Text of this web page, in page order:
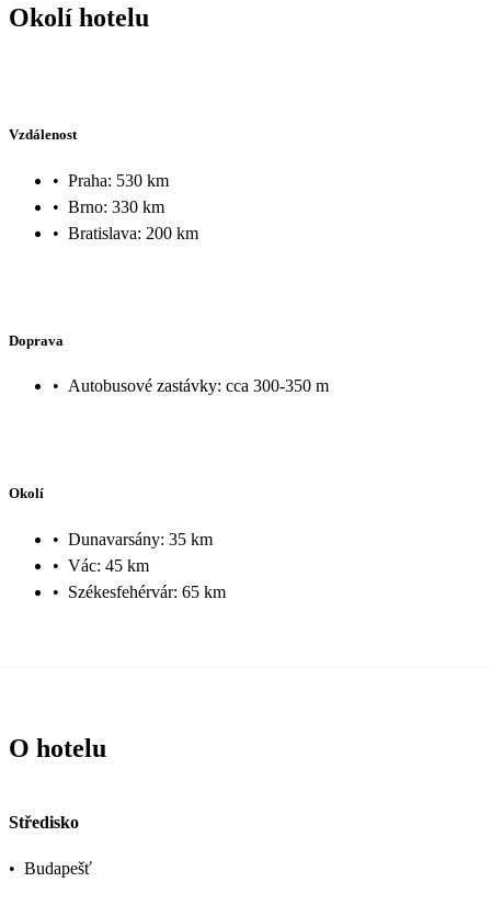
Okolí hotelu
Vzdálenost
• Praha: 530 km
• Brno: 330 km
• Bratislava: 200 km
Doprava
• Autobusové zastávky: cca 300-350 m
Okolí
• Dunavarsány: 35 km
• Vác: 45 km
• Székesfehérvár: 65 km
O hotelu
Středisko
• Budapešť